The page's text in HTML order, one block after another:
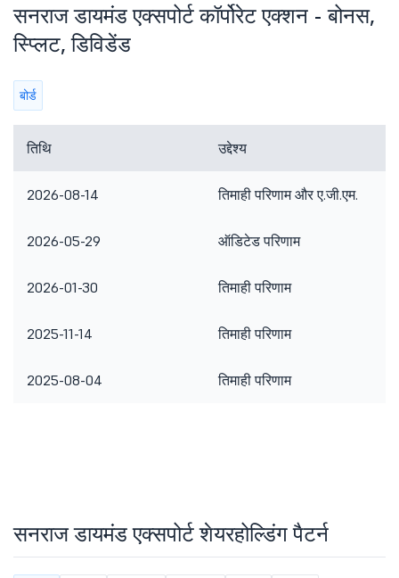
सनराज डायमंड एक्सपोर्ट कॉर्पोरेट एक्शन - बोनस,
स्प्लिट, डिविडेंड
बोर्ड
तिथि उद्देश्य
2026-08-14 तिमाही परिणाम और ए.जी.एम.
2026-05-29 ऑडिटेड परिणाम
2026-01-30 तिमाही परिणाम
2025-11-14 तिमाही परिणाम
2025-08-04 तिमाही परिणाम
सनराज डायमंड एक्सपोर्ट शेयरहोल्डिंग पैटर्न